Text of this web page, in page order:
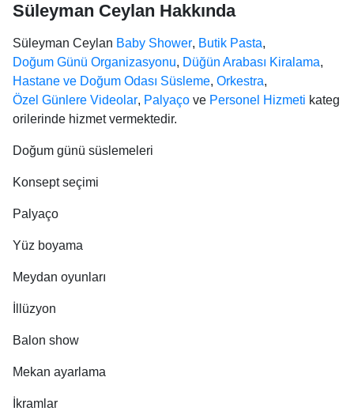
Süleyman Ceylan Hakkında
Süleyman Ceylan Baby Shower, Butik Pasta,
Doğum Günü Organizasyonu, Düğün Arabası Kiralama,
Hastane ve Doğum Odası Süsleme, Orkestra,
Özel Günlere Videolar, Palyaço ve Personel Hizmeti kateg
orilerinde hizmet vermektedir.
Doğum günü süslemeleri
Konsept seçimi
Palyaço
Yüz boyama
Meydan oyunları
İllüzyon
Balon show
Mekan ayarlama
İkramlar